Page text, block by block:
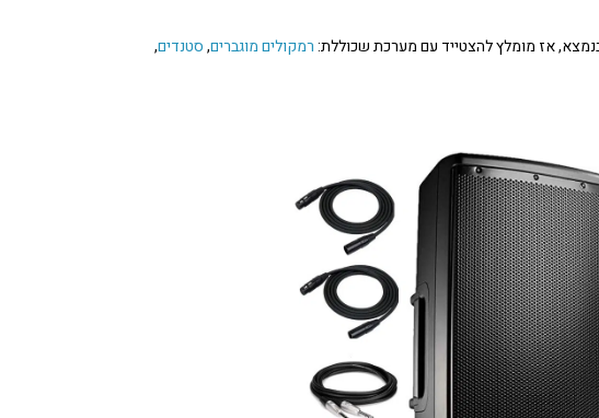
אז מומלץ להצטייד עם מערכת שכוללת:רמקולים מוגברים,סטנדים,